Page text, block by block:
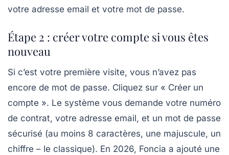
votre adresse email et votre mot de passe.
Étape 2 : créer votre compte si vous êtes
nouveau
Si c’est votre première visite, vous n’avez pas
encore de mot de passe. Cliquez sur « Créer un
compte ». Le système vous demande votre numéro
de contrat, votre adresse email, et un mot de passe
sécurisé (au moins 8 caractères, une majuscule, un
chiffre – le classique). En 2026, Foncia a ajouté une